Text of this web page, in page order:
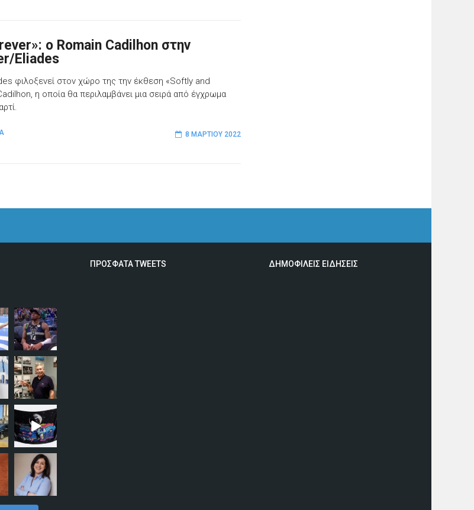
o Romain Cadilhon στην
Eliades
φιλοξενεί στον χώρο της την έκθεση «Softly and
η οποία θα περιλαμβάνει μια σειρά από έγχρωμα
8 ΜΑΡΤΊΟΥ 2022
ΠΡΟΣΦΑΤΑ TWEETS ΔΗΜΟΦΙΛΕΙΣ ΕΙΔΗΣΕΙΣ